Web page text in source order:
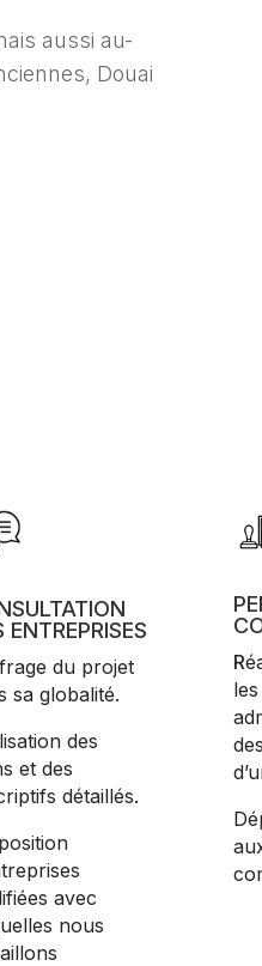
aussi au-
Douai
ENTREPRISES
du projet
sa globalité.
des
et des
détaillés.
avec
nous
R